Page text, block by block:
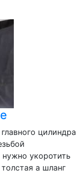
цилиндра
нужно укоротить
а шланг